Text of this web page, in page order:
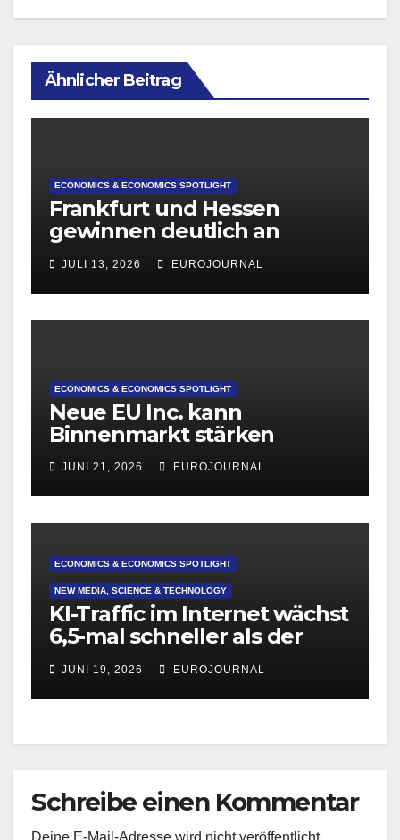
Ähnlicher Beitrag
ECONOMICS & ECONOMICS SPOTLIGHT
Frankfurt und Hessen
gewinnen deutlich an
Attraktivität für Startup-
Gründungen
JULI 13, 2026 EUROJOURNAL
ECONOMICS & ECONOMICS SPOTLIGHT
Neue EU Inc. kann
Binnenmarkt stärken
JUNI 21, 2026 EUROJOURNAL
ECONOMICS & ECONOMICS SPOTLIGHT
NEW MEDIA, SCIENCE & TECHNOLOGY
KI-Traffic im Internet wächst
6,5-mal schneller als der
normale Traffic
JUNI 19, 2026 EUROJOURNAL
Schreibe einen Kommentar